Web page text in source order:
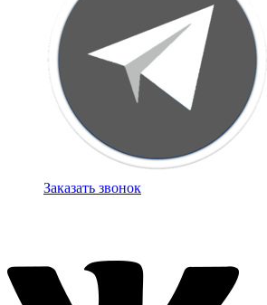
Заказать звонок